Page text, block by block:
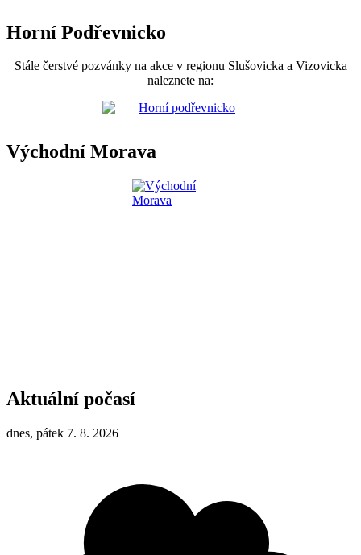
Horní Podřevnicko
Stále čerstvé pozvánky na akce v regionu Slušovicka a Vizovicka
naleznete na:
Východní Morava
Aktuální počasí
dnes, pátek 7. 8. 2026